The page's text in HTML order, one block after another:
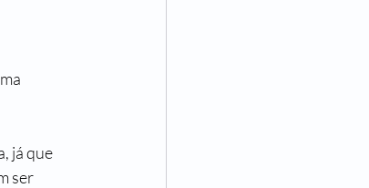
já que
ser